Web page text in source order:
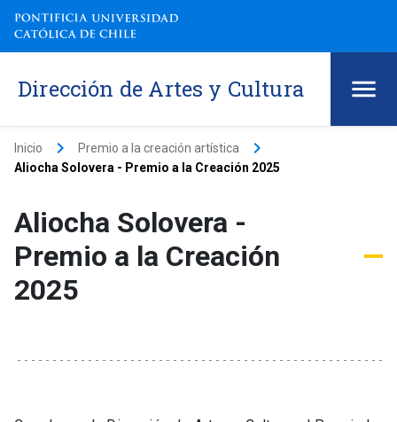
Dirección de Artes y Cultura
Inicio keyboard_arrow_right Premio a la creación artística keyboard_arrow_right
Aliocha Solovera - Premio a la Creación 2025
Aliocha Solovera -
Premio a la Creación
2025